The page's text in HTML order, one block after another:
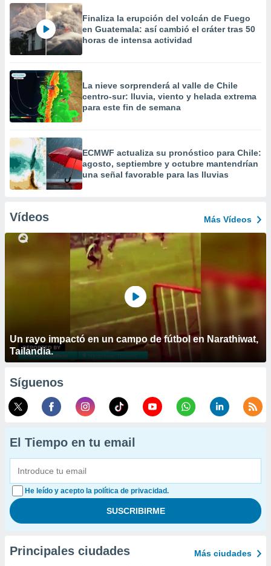
Finaliza la erupción del volcán de Fuego
en Guatemala: así cambió el cráter tras 50
horas de intensa actividad
La nieve sorprenderá al valle de Chile
centro-sur: lluvia, viento y helada extrema
para este fin de semana
ECMWF actualiza su pronóstico para Chile:
agosto, septiembre y octubre mantendrían
una señal favorable para las lluvias
Vídeos Más Vídeos
Un rayo impactó en un campo de fútbol en Narathiwat,
Tailandia.
Síguenos
El Tiempo en tu email
He leído y acepto la política de privacidad.
Principales ciudades Más ciudades